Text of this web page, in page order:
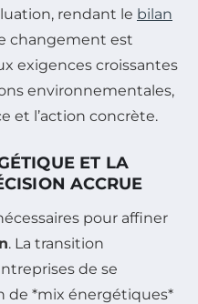
rendant le bilan
changement est
exigences croissantes
environnementales,
et l’action concrète.
ET LA
ACCRUE
pour affiner
. La transition
de se
de *mix énergétiques*